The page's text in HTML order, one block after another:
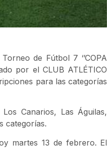
de Fútbol 7 ‘’COPA
por el CLUB ATLÉTICO
para las categorías
Canarios, Las Águilas,
categorías.
martes 13 de febrero. El